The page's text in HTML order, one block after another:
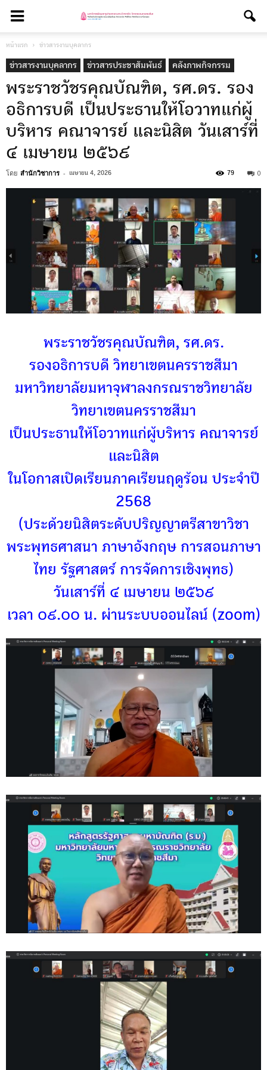
หน้าแรก ข่าวสารงานบุคลากร
ข่าวสารงานบุคลากร ข่าวสารประชาสัมพันธ์ คลังภาพกิจกรรม
พระราชวัชรคุณบัณฑิต, รศ.ดร. รอง
อธิการบดี เป็นประธานให้โอวาทแก่ผู้
บริหาร คณาจารย์ และนิสิต วันเสาร์ที่
๔ เมษายน ๒๕๖๙
โดย สำนักวิชาการ - เมษายน 4, 2026 0
79
พระราชวัชรคุณบัณฑิต, รศ.ดร.
รองอธิการบดี วิทยาเขตนครราชสีมา
มหาวิทยาลัยมหาจุฬาลงกรณราชวิทยาลัย
วิทยาเขตนครราชสีมา
เป็นประธานให้โอวาทแก่ผู้บริหาร คณาจารย์
และนิสิต
ในโอกาสเปิดเรียนภาคเรียนฤดูร้อน ประจำปี
2568
(ประด้วยนิสิตระดับปริญญาตรีสาขาวิชา
พระพุทธศาสนา ภาษาอังกฤษ การสอนภาษา
ไทย รัฐศาสตร์ การจัดการเชิงพุทธ)
วันเสาร์ที่ ๔ เมษายน ๒๕๖๙
เวลา ๐๙.๐๐ น. ผ่านระบบออนไลน์ (zoom)